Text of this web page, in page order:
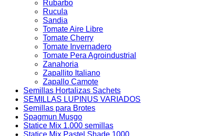
Rubarbo
Rucula
Sandia
Tomate Aire Libre
Tomate Cherry
Tomate Invernadero
Tomate Pera Agroindustrial
Zanahoria
Zapallito Italiano
Zapallo Camote
Semillas Hortalizas Sachets
SEMILLAS LUPINUS VARIADOS
Semillas para Brotes
Spagmun Musgo
Statice Mix 1.000 semillas
Statice Mix Pastel Shade 1000